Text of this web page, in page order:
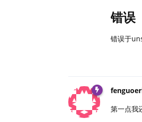
错误
错误于
第一点我